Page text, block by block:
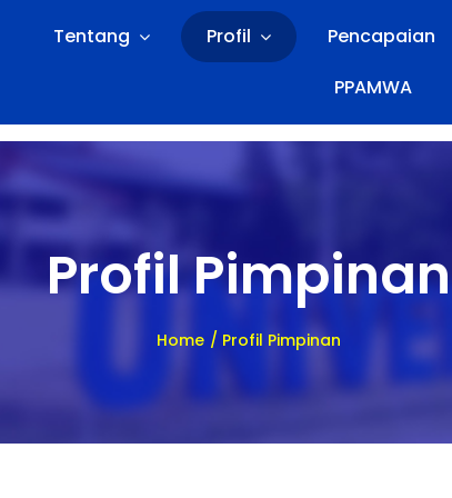
Tentang Profil Pencapaian
PPAMWA
Profil Pimpinan
Home Profil Pimpinan